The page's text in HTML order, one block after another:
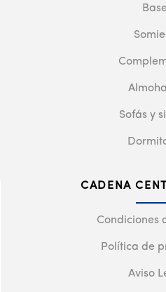
Sofás y
CADENA
Condiciones
Política de
Aviso